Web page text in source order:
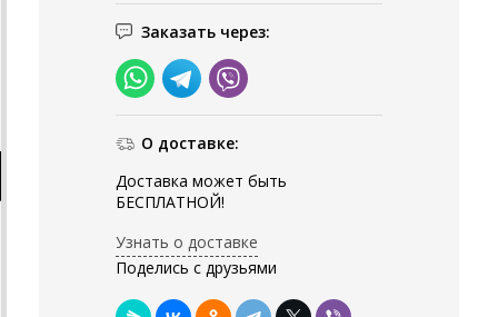
Заказать через:
О доставке:
Доставка может быть
БЕСПЛАТНОЙ!
Узнать о доставке
Поделись с друзьями